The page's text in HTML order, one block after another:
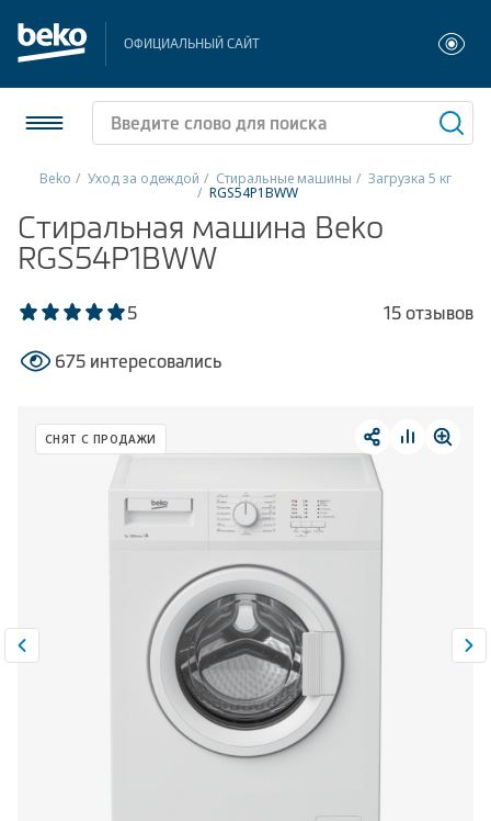
ОФИЦИАЛЬНЫЙ САЙТ
Холодильники и морозильники
Стиральные и сушильные машины
Посудомоечные машины
Плиты
Малая бытовая техника
Климатическая техника
Beko Уход за одеждой Стиральные машины Загрузка 5 кг
RGS54P1BWW
Стиральная машина Beko
RGS54P1BWW
5 15 отзывов
675 интересовались
СНЯТ С ПРОДАЖИ